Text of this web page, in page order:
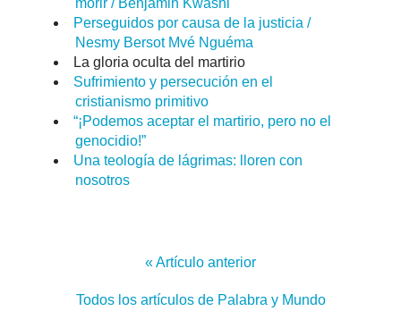
Perseguidos por causa de la justicia /
Nesmy Bersot Mvé Nguéma
La gloria oculta del martirio
Sufrimiento y persecución en el
cristianismo primitivo
“¡Podemos aceptar el martirio, pero no el
genocidio!”
Una teología de lágrimas: lloren con
nosotros
« Artículo anterior
Todos los artículos de Palabra y Mundo